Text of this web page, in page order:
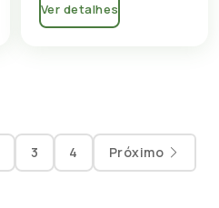
Ver detalhes
3 4 Próximo